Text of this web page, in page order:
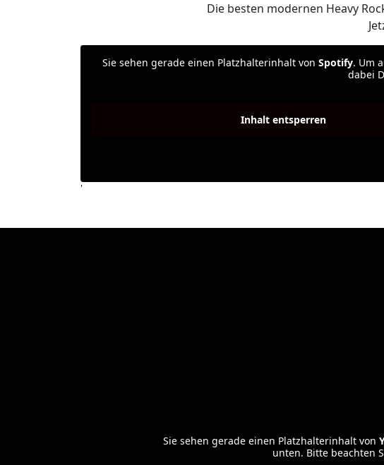
Die besten modernen Heavy
Sie sehen gerade einen Platzhalterinhalt von Spotify. Um
dabei
Inhalt entsperren
'
Sie sehen gerade einen Platzhalterinhalt von
unten. Bitte beachten